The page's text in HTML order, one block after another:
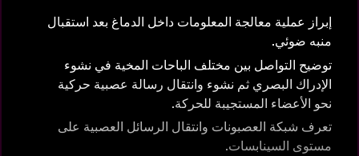
إبراز عملية معالجة المعلومات داخل الدماغ بعد استقبال
منبه ضوئي.
توضيح التواصل بين مختلف الباحات المخية في نشوء
الإدراك البصري ثم نشوء وانتقال رسالة عصبية حركية
نحو الأعضاء المستجيبة للحركة.
تعرف شبكة العصبونات وانتقال الرسائل العصبية على
مستوى السينابسات.